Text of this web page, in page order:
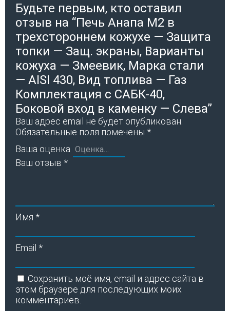
Будьте первым, кто оставил
отзыв на “Печь Анапа М2 в
трехстороннем кожухе — Защита
топки — Защ. экраны, Варианты
кожуха — Змеевик, Марка стали
— AISI 430, Вид топлива — Газ
Комплектация с САБК-40,
Боковой вход в каменку — Слева”
Ваш адрес email не будет опубликован.
Обязательные поля помечены *
Ваша оценка
Ваш отзыв *
Имя *
Email *
Сохранить моё имя, email и адрес сайта в
этом браузере для последующих моих
комментариев.